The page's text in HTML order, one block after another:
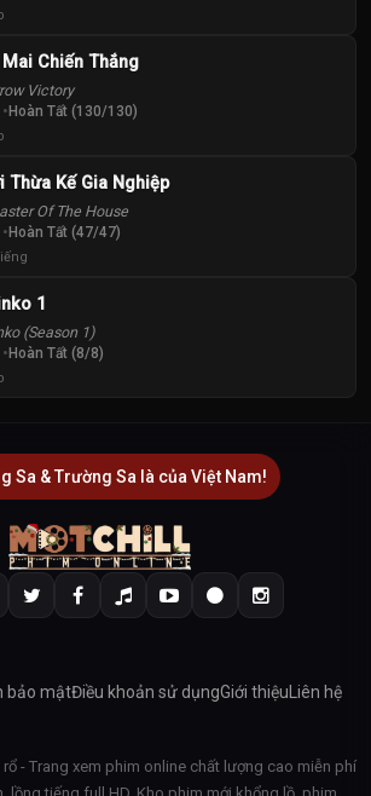
Mai Chiến Thắng
Victory
Hoàn Tất (130/130)
Thừa Kế Gia Nghiệp
Of The House
Hoàn Tất (47/47)
1
(Season 1)
Hoàn Tất (8/8)
Sa & Trường Sa là của Việt Nam!
bảo mậtĐiều khoản sử dụngGiới thiệu Liên hệ
- Trang xem phim online chất lượng cao miễn phí